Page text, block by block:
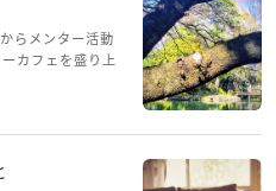
らメンター活動
カフェを盛り上
めてブログを投
とを書いてみま